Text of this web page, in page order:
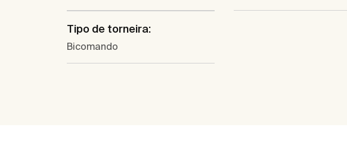
Tipo de torneira:
Bicomando